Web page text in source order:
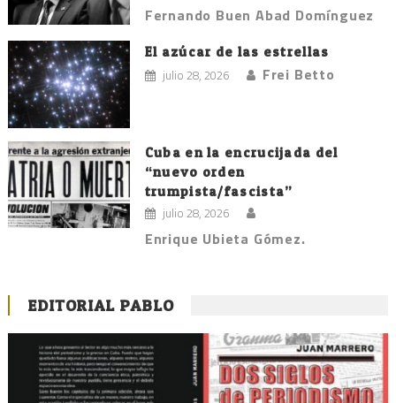
Fernando Buen Abad Domínguez
El azúcar de las estrellas
julio 28, 2026 Frei Betto
Cuba en la encrucijada del
“nuevo orden
trumpista/fascista”
julio 28, 2026
Enrique Ubieta Gómez.
EDITORIAL PABLO